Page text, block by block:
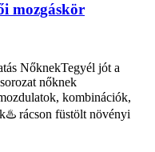
mozgáskör
NőknekTegyél jót a
nőknek
kombinációk,
rácson füstölt növényi